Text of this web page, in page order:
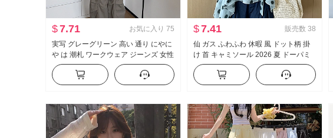
$7.71 お気に入り 75
実写 グレーグリーン 高い 通り にやに
や は 潮札 ワークウェア ジーンズ 女性
アメリカンスタイル ヴィンテージ ル
ーズフィット フロアレングス カジュ
アル ズボン
$7.41 販売数 38
仙 ガス ふわふわ 休暇 風 ドット柄 掛
け 首 キャミソール 2026 夏 ドーパミ
ン ケーキ ポンポン ベビーシャツ トッ
プス